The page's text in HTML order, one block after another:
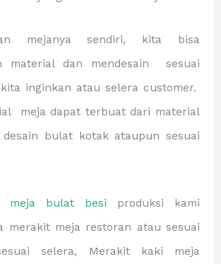
mejanya sendiri, kita bisa
material dan mendesain sesuai
inginkan atau selera customer.
meja dapat terbuat dari material
desain bulat kotak ataupun sesuai
meja bulat besi produksi kami
merakit meja restoran atau sesuai
selera, Merakit kaki meja